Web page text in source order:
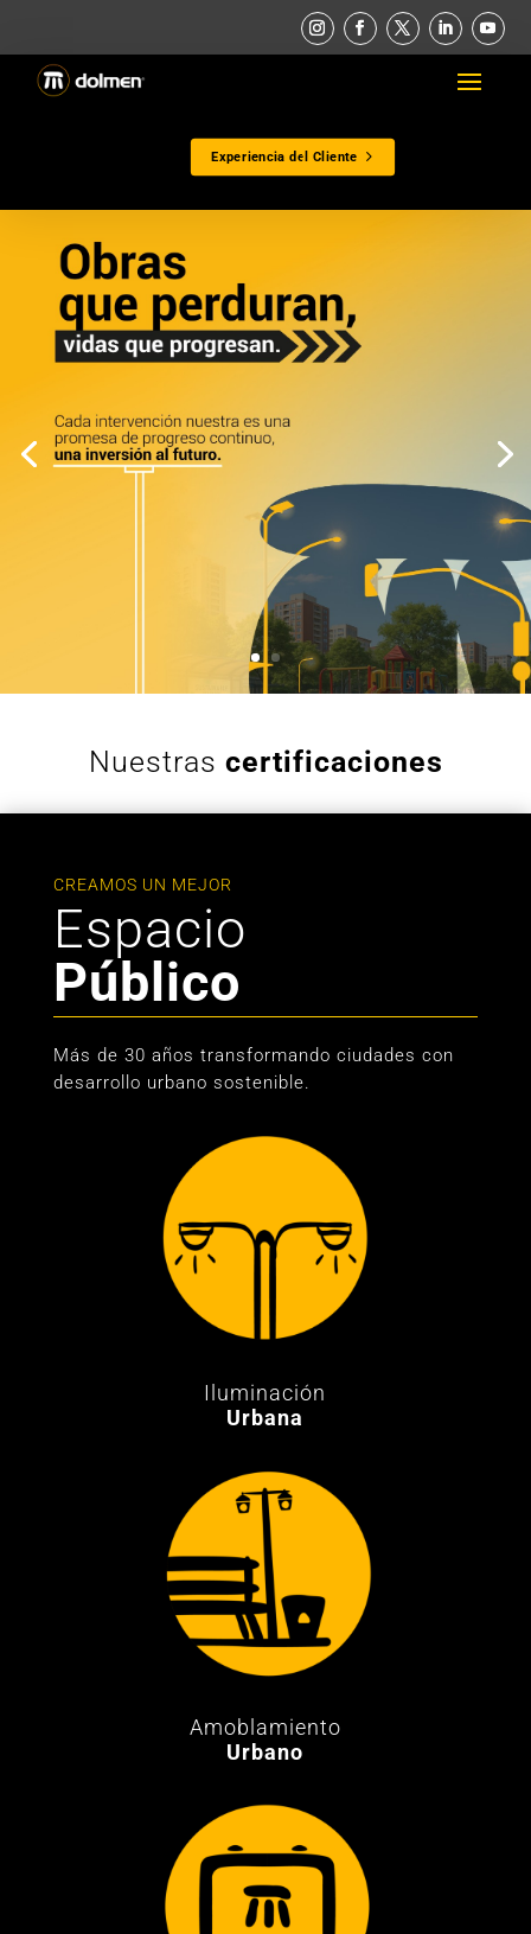
Experiencia del Cliente
Nuestras certificaciones
CREAMOS UN MEJOR
Espacio
Público
Más de 30 años transformando ciudades con
desarrollo urbano sostenible.
Iluminación
Urbana
Amoblamiento
Urbano